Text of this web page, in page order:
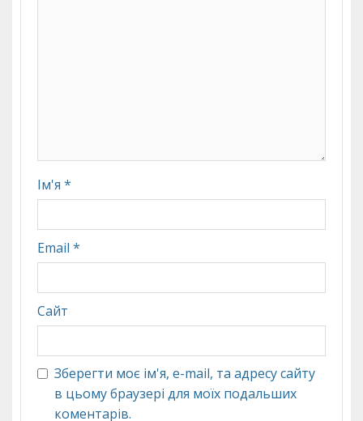
Ім'я *
Email *
Сайт
Зберегти моє ім'я, e-mail, та адресу сайту
в цьому браузері для моїх подальших
коментарів.